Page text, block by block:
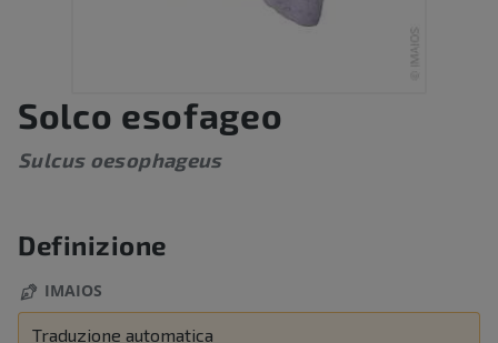
Solco esofageo
Sulcus oesophageus
Definizione
IMAIOS
Traduzione automatica